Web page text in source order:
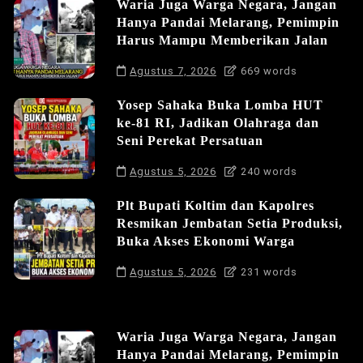
Waria Juga Warga Negara, Jangan
Hanya Pandai Melarang, Pemimpin
Harus Mampu Memberikan Jalan
Agustus 7, 2026 669 words
Yosep Sahaka Buka Lomba HUT
ke-81 RI, Jadikan Olahraga dan
Seni Perekat Persatuan
Agustus 5, 2026 240 words
Plt Bupati Koltim dan Kapolres
Resmikan Jembatan Setia Produksi,
Buka Akses Ekonomi Warga
Agustus 5, 2026 231 words
Waria Juga Warga Negara, Jangan
Hanya Pandai Melarang, Pemimpin